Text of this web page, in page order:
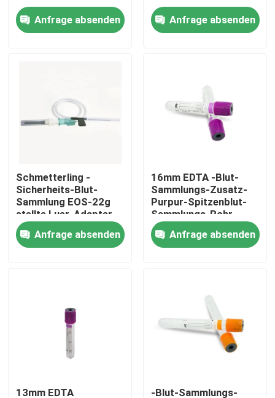
Über uns
Qualitätskontrolle
Kontakt
Medizinischer Silikonkautschuk
Medizinisches Gummistopfen
Gummispritzen-Kolben
Anfrage absenden
Anfrage absenden
Schmetterling -
Sicherheits-Blut-
Sammlung EOS-22g
stellte Luer-Adapter
ein
Anfrage absenden
16mm EDTA -Blut-
Sammlungs-Zusatz-
Purpur-Spitzenblut-
Sammlungs-Rohr
Anfrage absenden
13mm EDTA -Blut-Sammlungs-